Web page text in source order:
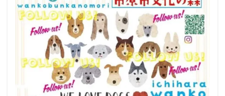
アク
セス
3
（犬）
と行け